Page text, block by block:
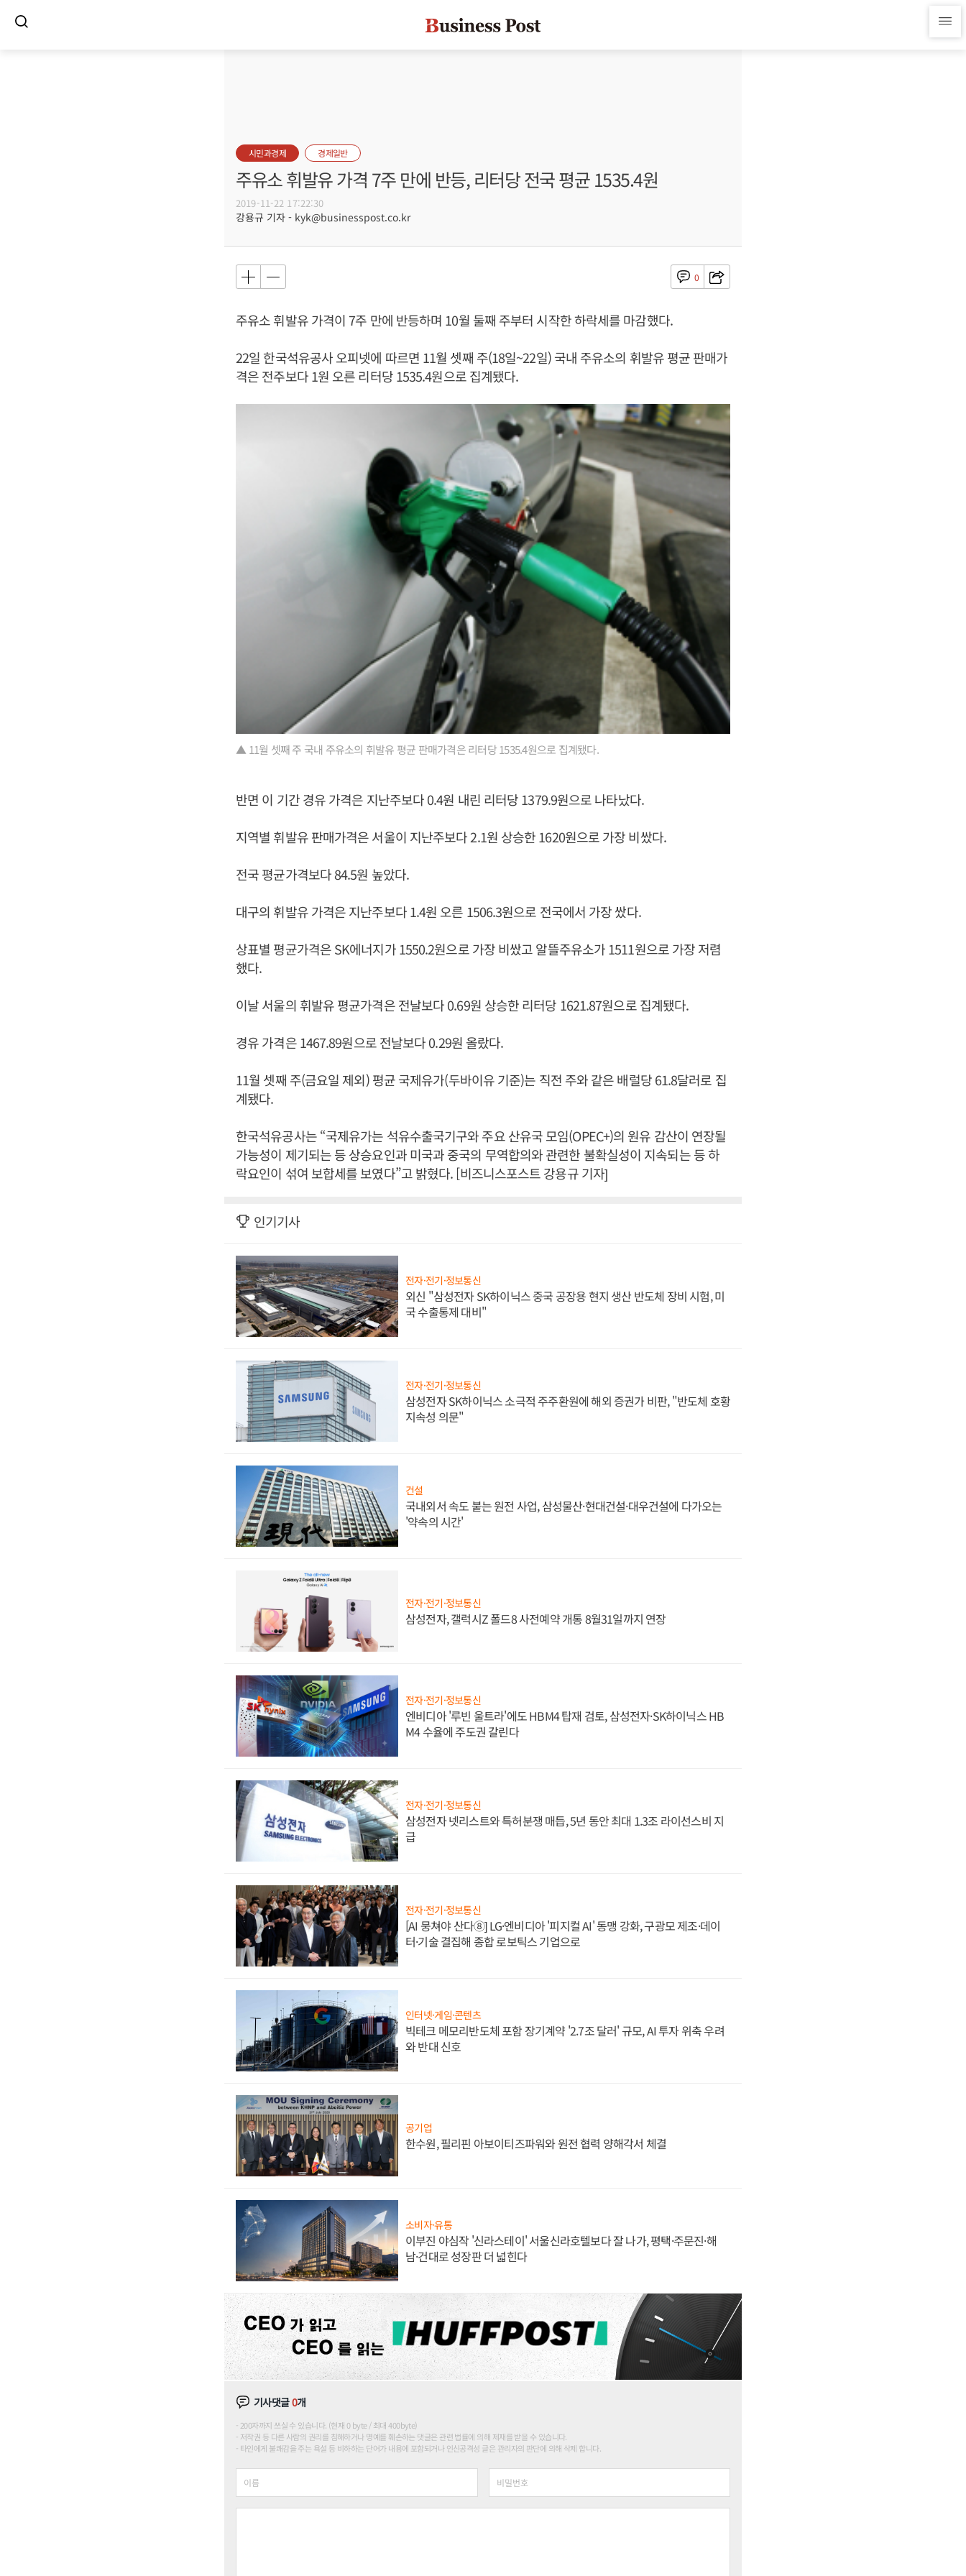
시민과경제 경제일반
주유소 휘발유 가격 7주 만에 반등, 리터당 전국 평균 1535.4원
2019-11-22 17:22:30
강용규 기자 - kyk@businesspost.co.kr
0
주유소 휘발유 가격이 7주 만에 반등하며 10월 둘째 주부터 시작한 하락세를 마감했다.
22일 한국석유공사 오피넷에 따르면 11월 셋째 주(18일~22일) 국내 주유소의 휘발유 평균 판매가
격은 전주보다 1원 오른 리터당 1535.4원으로 집계됐다.
▲ 11월 셋째 주 국내 주유소의 휘발유 평균 판매가격은 리터당 1535.4원으로 집계됐다.
반면 이 기간 경유 가격은 지난주보다 0.4원 내린 리터당 1379.9원으로 나타났다.
지역별 휘발유 판매가격은 서울이 지난주보다 2.1원 상승한 1620원으로 가장 비쌌다.
전국 평균가격보다 84.5원 높았다.
대구의 휘발유 가격은 지난주보다 1.4원 오른 1506.3원으로 전국에서 가장 쌌다.
상표별 평균가격은 SK에너지가 1550.2원으로 가장 비쌌고 알뜰주유소가 1511원으로 가장 저렴
했다.
이날 서울의 휘발유 평균가격은 전날보다 0.69원 상승한 리터당 1621.87원으로 집계됐다.
경유 가격은 1467.89원으로 전날보다 0.29원 올랐다.
11월 셋째 주(금요일 제외) 평균 국제유가(두바이유 기준)는 직전 주와 같은 배럴당 61.8달러로 집
계됐다.
한국석유공사는 “국제유가는 석유수출국기구와 주요 산유국 모임(OPEC+)의 원유 감산이 연장될
가능성이 제기되는 등 상승요인과 미국과 중국의 무역합의와 관련한 불확실성이 지속되는 등 하
락요인이 섞여 보합세를 보였다”고 밝혔다. [비즈니스포스트 강용규 기자]
인기기사
전자·전기·정보통신
외신 "삼성전자 SK하이닉스 중국 공장용 현지 생산 반도체 장비 시험, 미
국 수출통제 대비"
전자·전기·정보통신
삼성전자 SK하이닉스 소극적 주주환원에 해외 증권가 비판, "반도체 호황
지속성 의문"
건설
국내외서 속도 붙는 원전 사업, 삼성물산·현대건설·대우건설에 다가오는
'약속의 시간'
전자·전기·정보통신
삼성전자, 갤럭시Z 폴드8 사전예약 개통 8월31일까지 연장
전자·전기·정보통신
엔비디아 '루빈 울트라'에도 HBM4 탑재 검토, 삼성전자·SK하이닉스 HB
M4 수율에 주도권 갈린다
전자·전기·정보통신
삼성전자 넷리스트와 특허분쟁 매듭, 5년 동안 최대 1.3조 라이선스비 지
급
전자·전기·정보통신
[AI 뭉쳐야 산다⑧] LG·엔비디아 '피지컬 AI' 동맹 강화, 구광모 제조·데이
터·기술 결집해 종합 로보틱스 기업으로
인터넷·게임·콘텐츠
빅테크 메모리반도체 포함 장기계약 '2.7조 달러' 규모, AI 투자 위축 우려
와 반대 신호
공기업
한수원, 필리핀 아보이티즈파워와 원전 협력 양해각서 체결
소비자·유통
이부진 야심작 '신라스테이' 서울신라호텔보다 잘 나가, 평택·주문진·해
남·건대로 성장판 더 넓힌다
기사댓글0개
200자까지 쓰실 수 있습니다. (현재 0 byte / 최대 400byte)
저작권 등 다른 사람의 권리를 침해하거나 명예를 훼손하는 댓글은 관련 법률에 의해 제재를 받을 수 있습니다.
타인에게 불쾌감을 주는 욕설 등 비하하는 단어가 내용에 포함되거나 인신공격성 글은 관리자의 판단에 의해 삭제 합니다.